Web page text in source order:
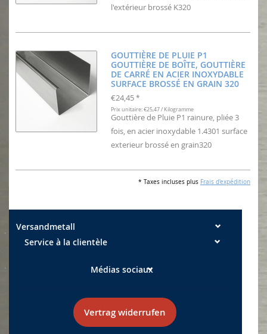
l'extérieur brossé K320
GOUTTIÈRE DE PLUIE P1
GOUTTIÈRE DE BOÎTE, GOUTTIÈRE
DE CARRÉ EN ACIER INOXYDABLE
SURFACE BROSSÉ EN GRAIN 320
€24,45 *
Prix unitaire: €25,47 / Kilogramme
Gouttière de Pluie P1 rainure, pliée 3
fois, en acier inoxydable 1.4301 surface
exterieur brossé en grain320
* Taxes incluses plus Frais d'expédition
Versandmetall
Service à la clientèle
Médias sociaux
Vertrag widerrufen